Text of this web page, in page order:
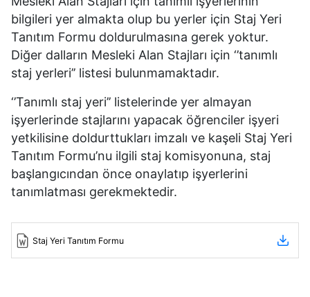
bilgileri yer almakta olup bu yerler için Staj Yeri
Tanıtım Formu doldurulmasına gerek yoktur.
Diğer dalların Mesleki Alan Stajları için ‘’tanımlı
staj yerleri’’ listesi bulunmamaktadır.
‘’Tanımlı staj yeri’’ listelerinde yer almayan
işyerlerinde stajlarını yapacak öğrenciler işyeri
yetkilisine doldurttukları imzalı ve kaşeli Staj Yeri
Tanıtım Formu’nu ilgili staj komisyonuna, staj
başlangıcından önce onaylatıp işyerlerini
tanımlatması gerekmektedir.
Staj Yeri Tanıtım Formu